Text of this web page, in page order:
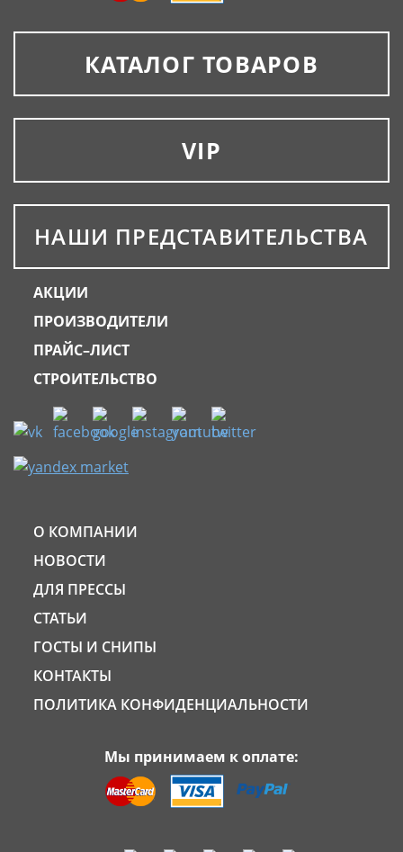
КАТАЛОГ ТОВАРОВ
VIP
НАШИ ПРЕДСТАВИТЕЛЬСТВА
АКЦИИ
ПРОИЗВОДИТЕЛИ
ПРАЙС–ЛИСТ
СТРОИТЕЛЬСТВО
О КОМПАНИИ
НОВОСТИ
ДЛЯ ПРЕССЫ
СТАТЬИ
ГОСТЫ И СНИПЫ
КОНТАКТЫ
ПОЛИТИКА КОНФИДЕНЦИАЛЬНОСТИ
Мы принимаем к оплате: